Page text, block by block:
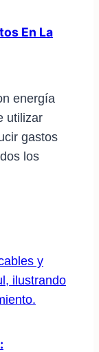
En La
energía
utilizar
gastos
los